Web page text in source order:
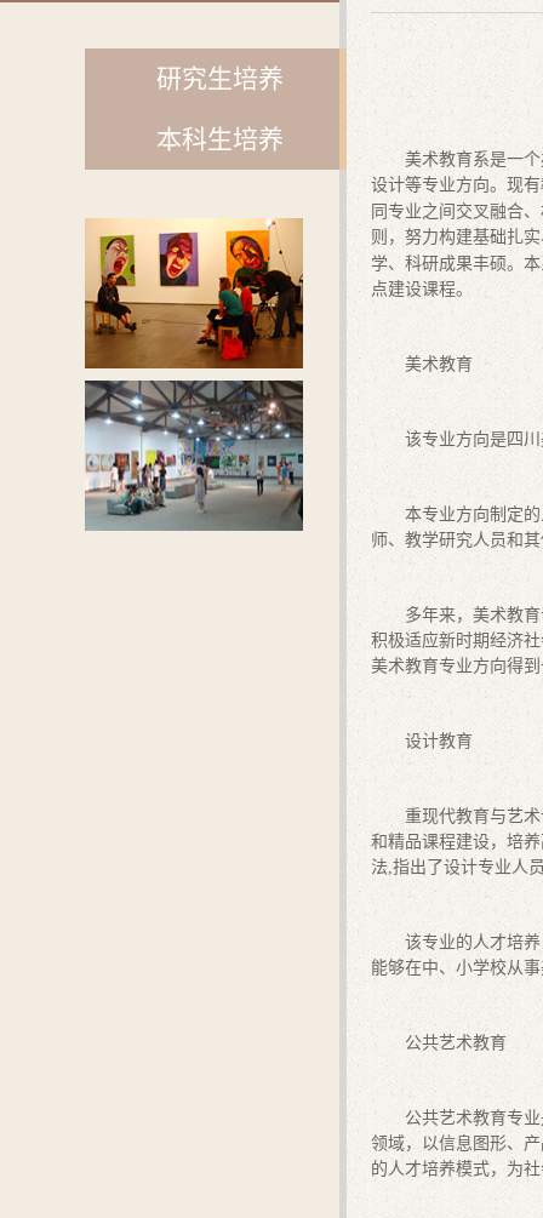
研究生培养
本科生培养
美术教育系是一
设计等专业方向。现
同专业之间交叉融合
则，努力构建基础扎
学、科研成果丰硕。
点建设课程。
美术教育
该专业方向是四
本专业方向制定
师、教学研究人员和
多年来，美术教
积极适应新时期经济
美术教育专业方向得
设计教育
重现代教育与艺
和精品课程建设，培
法,指出了设计专业人
该专业的人才培
能够在中、小学校从
公共艺术教育
公共艺术教育专
领域，以信息图形、
的人才培养模式，为